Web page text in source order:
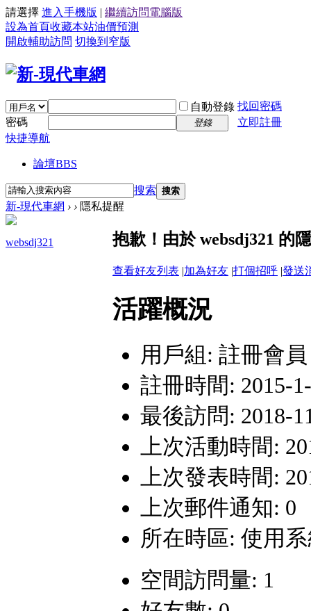
請選擇 進入手機版 | 繼續訪問電腦版
設為首頁收藏本站油價預測
開啟輔助訪問 切換到窄版
自動登錄 找回密碼
密碼
登錄
立即註冊
快捷導航
論壇BBS
搜索 搜索
新-現代車網 › › 隱私提醒
websdj321 抱歉！由於 websdj321 的
查看好友列表 |加為好友 |打個招呼 |發送
活躍概況
用戶組: 註冊會員
註冊時間: 2015-
最後訪問: 2018-
上次活動時間:
上次發表時間:
上次郵件通知: 0
所在時區: 使用
空間訪問量: 1